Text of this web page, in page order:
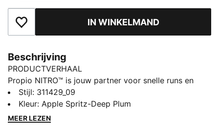
Toegevoegd aan favorietenIN WINKELMAND
Beschrijving
PRODUCTVERHAAL
Propio NITRO™ is jouw partner voor snelle runs en
trainingen. Het ademende bovenwerk van mesh houdt
je licht op de been, terwijl de NITRO™-middenzool
voor een snelle respons zorgt en je met de rubberen
Stijl: 311429_09
Kleur: Apple Spritz-Deep Plum
MEER LEZEN